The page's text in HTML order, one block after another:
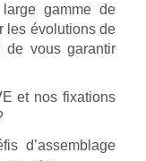
gamme de
les évolutions de
de vous garantir
et nos fixations
d’assemblage